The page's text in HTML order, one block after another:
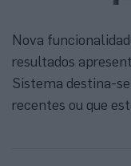
Nova
resultados
Sistema destina-
recentes ou que